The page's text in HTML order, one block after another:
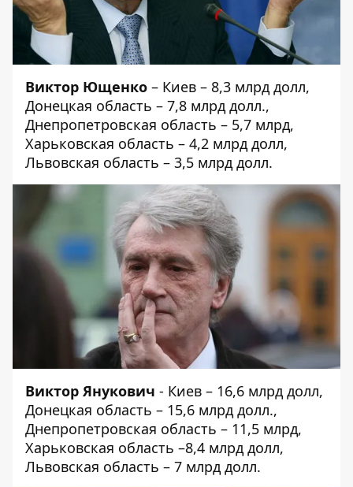
Виктор Ющенко – Киев – 8,3 млрд долл,
Донецкая область – 7,8 млрд долл.,
Днепропетровская область – 5,7 млрд,
Харьковская область – 4,2 млрд долл,
Львовская область – 3,5 млрд долл.
Виктор Янукович - Киев – 16,6 млрд долл,
Донецкая область – 15,6 млрд долл.,
Днепропетровская область – 11,5 млрд,
Харьковская область –8,4 млрд долл,
Львовская область – 7 млрд долл.